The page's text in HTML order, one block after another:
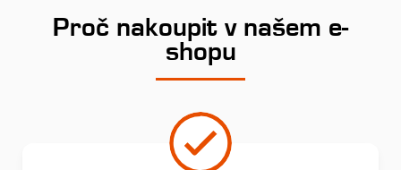
Proč nakoupit v našem e-
shopu